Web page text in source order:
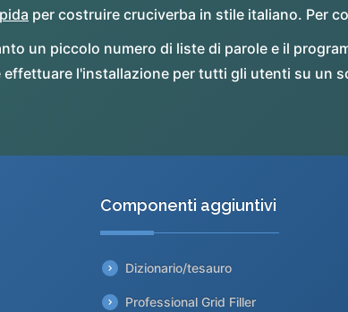
per costruire cruciverba in stile italiano. Per
un piccolo numero di liste di parole e il
l'installazione per tutti gli utenti su un
Componenti aggiuntivi
Dizionario/tesauro
Professional Grid Filler